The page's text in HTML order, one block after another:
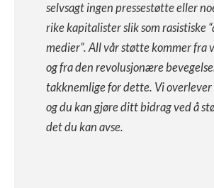
selvsagt ingen pressestøtte eller
rike kapitalister slik som rasistiske
medier”. All vår støtte kommer fra
og fra den revolusjonære
takknemlige for dette. Vi
og du kan gjøre ditt bidrag ved å
det du kan avse.